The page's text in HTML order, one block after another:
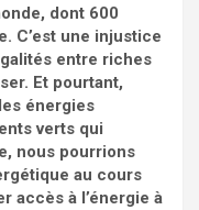
dont 600
C’est une injustice
entre riches
Et pourtant,
énergies
verts qui
nous pourrions
au cours
accès à l’énergie à